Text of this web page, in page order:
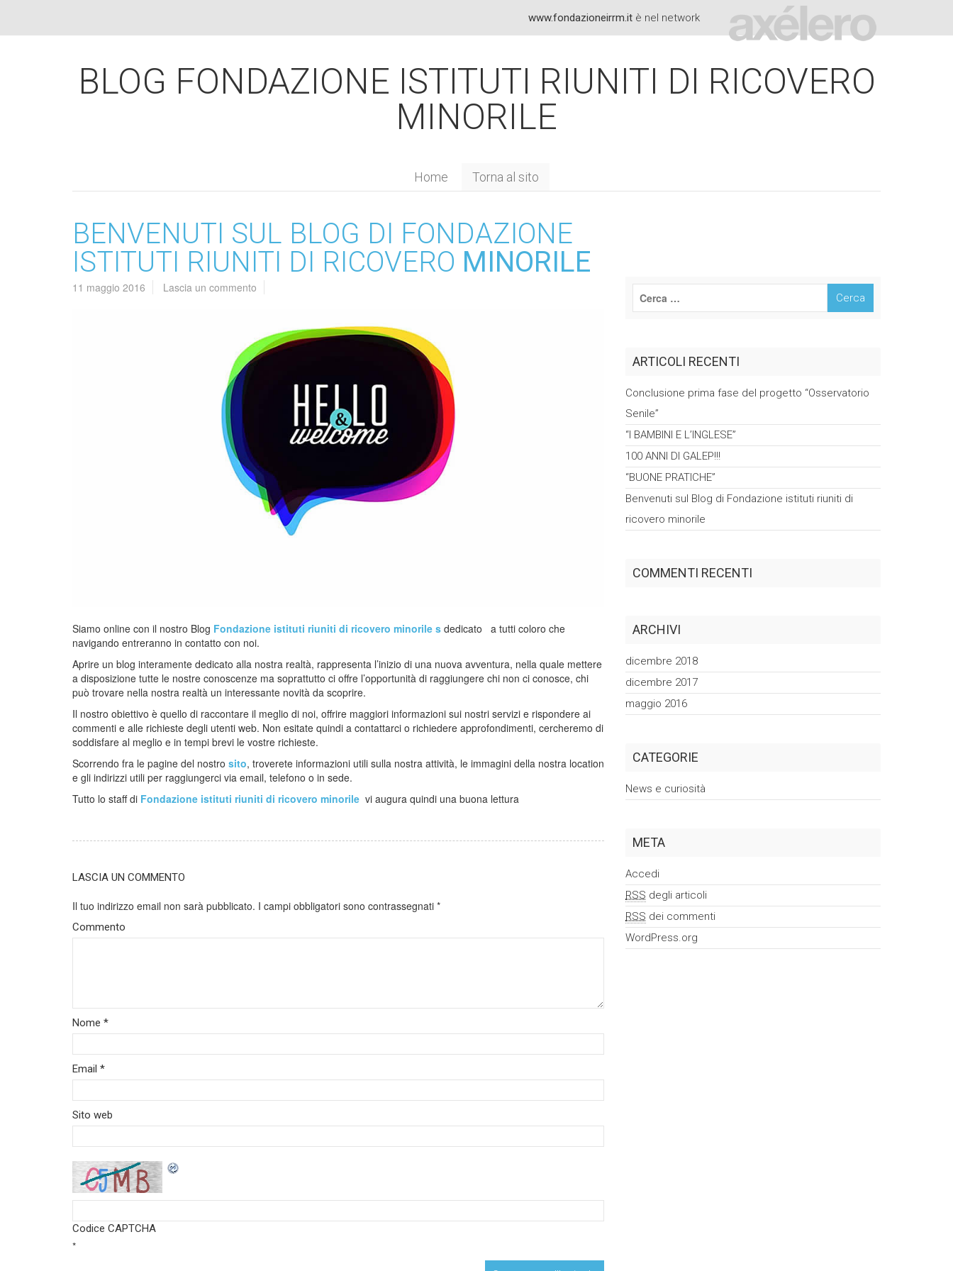
www.fondazioneirrm.it è nel network
BLOG FONDAZIONE ISTITUTI RIUNITI DI RICOVERO
MINORILE
Home Torna al sito
BENVENUTI SUL BLOG DI FONDAZIONE
ISTITUTI RIUNITI DI RICOVERO MINORILE
11 maggio 2016 Lascia un commento
Siamo online con il nostro Blog Fondazione istituti riuniti di ricovero minorile s dedicato a tutti coloro che
navigando entreranno in contatto con noi.
Aprire un blog interamente dedicato alla nostra realtà, rappresenta l’inizio di una nuova avventura, nella quale mettere
a disposizione tutte le nostre conoscenze ma soprattutto ci offre l’opportunità di raggiungere chi non ci conosce, chi
può trovare nella nostra realtà un interessante novità da scoprire.
Il nostro obiettivo è quello di raccontare il meglio di noi, offrire maggiori informazioni sui nostri servizi e rispondere ai
commenti e alle richieste degli utenti web. Non esitate quindi a contattarci o richiedere approfondimenti, cercheremo di
soddisfare al meglio e in tempi brevi le vostre richieste.
Scorrendo fra le pagine del nostro sito, troverete informazioni utili sulla nostra attività, le immagini della nostra location
e gli indirizzi utili per raggiungerci via email, telefono o in sede.
Tutto lo staff di Fondazione istituti riuniti di ricovero minorile vi augura quindi una buona lettura
LASCIA UN COMMENTO
Il tuo indirizzo email non sarà pubblicato. I campi obbligatori sono contrassegnati *
Commento
Nome *
Email *
Sito web
Codice CAPTCHA
*
ARTICOLI RECENTI
Conclusione prima fase del progetto “Osservatorio
Senile”
“I BAMBINI E L’INGLESE”
100 ANNI DI GALEP!!!
“BUONE PRATICHE”
Benvenuti sul Blog di Fondazione istituti riuniti di
ricovero minorile
COMMENTI RECENTI
ARCHIVI
dicembre 2018
dicembre 2017
maggio 2016
CATEGORIE
News e curiosità
META
Accedi
RSS degli articoli
RSS dei commenti
WordPress.org